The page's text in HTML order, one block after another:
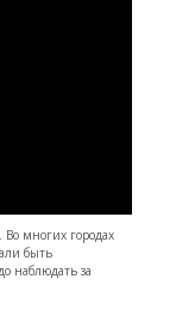
Во многих городах
быть
наблюдать за